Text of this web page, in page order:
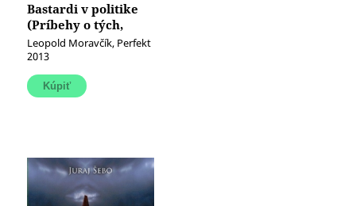
Bastardi v politike
(Príbehy o tých,
ktorí zneužili moc)
Leopold Moravčík, Perfekt
2013